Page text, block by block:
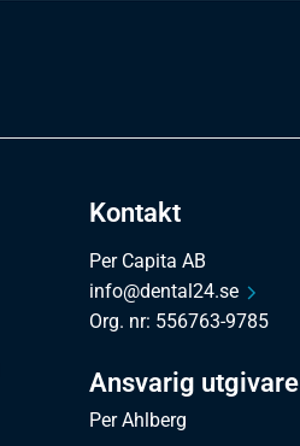
Kontakt
Per Capita AB
info@dental24.se
Org. nr: 556763-9785
Ansvarig utgivare
Per Ahlberg